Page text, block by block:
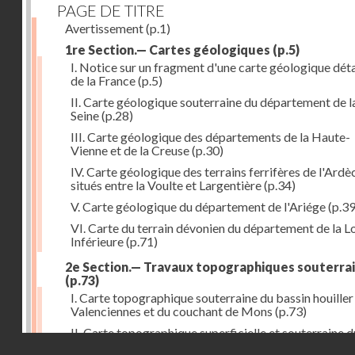
PAGE DE TITRE
Avertissement(p.1)
1re Section.— Cartes géologiques (p.5)
I. Notice sur un fragment d'une carte géologique
de la France(p.5)
II. Carte géologique souterraine du département de
Seine(p.28)
III. Carte géologique des départements de la Haute-
Vienne et de la Creuse(p.30)
IV. Carte géologique des terrains ferrifères de
situés entre la Voulte et Largentière(p.34)
V. Carte géologique du département de l'Ariége
VI. Carte du terrain dévonien du département de la
Inférieure(p.71)
2e Section.— Travaux topographiques
(p.73)
I. Carte topographique souterraine du bassin
Valenciennes et du couchant de Mons (p.73)
II. Carte topographique superficielle et souterraine